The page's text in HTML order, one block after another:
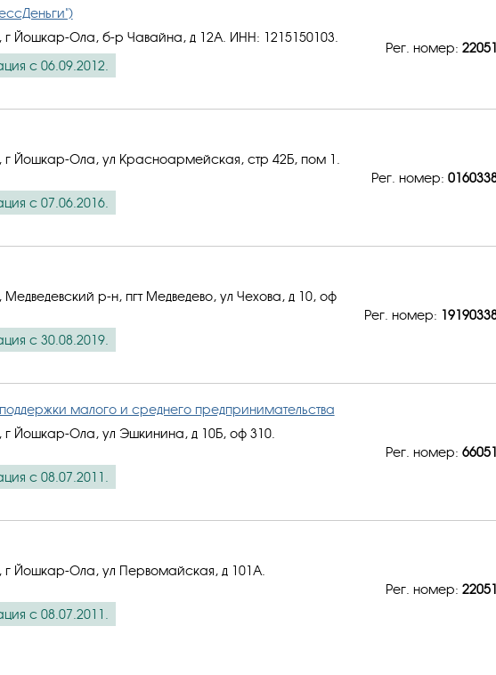
Йошкар-Ола, б-р Чавайна, д 12А. ИНН: 1215150103
с 06.09.2012.
Рег. номер:
Йошкар-Ола, ул Красноармейская, стр 42Б, пом 1.
с 07.06.2016.
Рег. номер:
р-н, пгт Медведево, ул Чехова, д 10, оф
с 30.08.2019.
Рег. номер:
малого и среднего предпринимательства
Йошкар-Ола, ул Эшкинина, д 10Б, оф 310.
с 08.07.2011.
Рег. номер:
Йошкар-Ола, ул Первомайская, д 101А.
с 08.07.2011.
Рег. номер: